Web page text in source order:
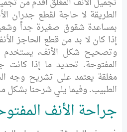
الطريقة لا حاجة لقطع جدران
بمساعدة شقوق صغيرة جداً
إذا كان لا بد من قطع الحاجز
وتصحيح شكل الأنف، يستخدم
المفتوحة. تحديد ما إذا كانت
مغلقة يعتمد على تشريح وجه
الطبيب. وفيما يلي شرحنا بشكل
جراحة الأنف